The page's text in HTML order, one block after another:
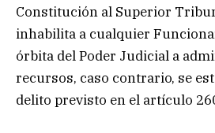
Constitución al Superior
inhabilita a cualquier
órbita del Poder Judicial a
recursos, caso contrario, se
delito previsto en el artículo